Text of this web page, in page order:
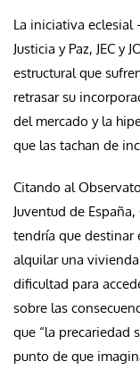
La iniciativa eclesial
Justicia y Paz, JEC
estructural que
retrasar su
del mercado y la
que las tachan de
Citando al
Juventud de
tendría que destinar
alquilar una
dificultad para
sobre las
que “la precariedad
punto de que